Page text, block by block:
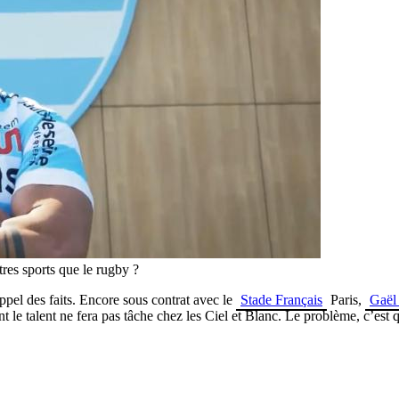
sports que le rugby ?
des faits. Encore sous contrat avec le Stade Français Paris,
le talent ne fera pas tâche chez les Ciel et Blanc. Le problème,